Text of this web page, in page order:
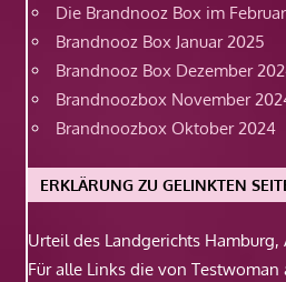
Die Brandnooz Box im
Brandnooz Box Januar 2025
Brandnooz Box Dezember
Brandnoozbox November
Brandnoozbox Oktober 2024
ERKLÄRUNG ZU GELINKTEN
Urteil des Landgerichts Hamburg,
Für alle Links die von